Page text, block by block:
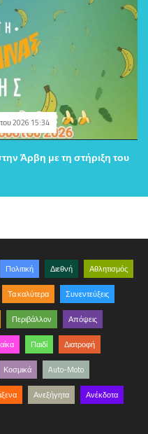
2026 15:34
Άρβη με τη στήριξη του
Πολιτική Διεθνή Αθλητισμός
Τα καλύτερα Συνεντεύξεις
Περιβάλλον Απόψεις
Παιδί Διατροφή
Κοσμικά Auto-Moto
Ανεξήγητα Ανέκδοτα